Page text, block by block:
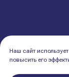
Наш сайт
повысить его